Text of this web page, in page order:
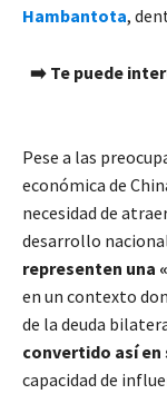
Hambantota,
➡️ Te puede
Pese a las
económica de
necesidad de
desarrollo
representen una «
en un contexto
de la deuda
convertido así
capacidad de